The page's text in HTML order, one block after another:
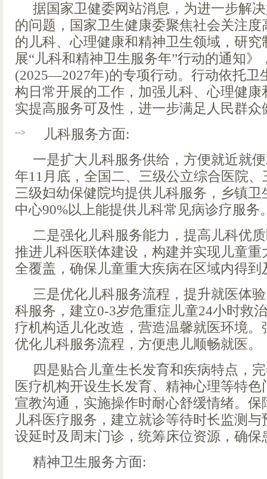
据国家卫健委网站消息，为进一步解
的问题，国家卫生健康委聚焦社会关注
的儿科、心理健康和精神卫生领域，研究
展“儿科和精神卫生服务年”行动的通知》
(2025—2027年)的专项行动。行动依托卫
构日常开展的工作，加强儿科、心理健
实提高服务可及性，进一步满足人民群众
-->
儿科服务方面:
一是扩大儿科服务供给，方便就近就
年11月底，全国二、三级公立综合医院
三级妇幼保健院均提供儿科服务，乡镇
中心90%以上能提供儿科常见病诊疗服务
二是强化儿科服务能力，提高儿科优
推进儿科医联体建设，构建并实现儿童
全覆盖，确保儿童重大疾病在区域内得到
三是优化儿科服务流程，提升就医体
科服务，建立0-3岁危重症儿童24小时救
疗机构适儿化改造，营造温馨就医环境
优化儿科服务流程，方便患儿顺畅就医。
四是贴合儿童生长发育和疾病特点，
医疗机构开设生长发育、精神心理等特
宣教沟通，实施操作时耐心舒缓情绪。
儿科医疗服务，建立就诊等待时长监测
设延时及周末门诊，统筹床位资源，确保
精神卫生服务方面: